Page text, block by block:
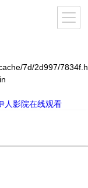
7d/2d997/
人影院在线观看